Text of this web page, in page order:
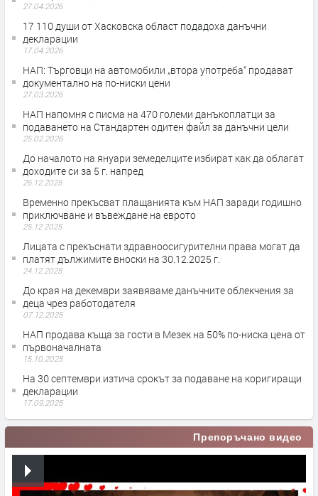
27.04.2026
17 110 души от Хасковска област подадоха данъчни
декларации
17.04.2026
НАП: Търговци на автомобили „втора употреба“ продават
документално на по-ниски цени
27.03.2026
НАП напомня с писма на 470 големи данъкоплатци за
подаването на Стандартен одитен файл за данъчни цели
25.02.2026
До началото на януари земеделците избират как да облагат
доходите си за 5 г. напред
26.12.2025
Временно прекъсват плащанията към НАП заради годишно
приключване и въвеждане на еврото
25.12.2025
Лицата с прекъснати здравноосигурителни права могат да
платят дължимите вноски на 30.12.2025 г.
24.12.2025
До края на декември заявяваме данъчните облекчения за
деца чрез работодателя
07.12.2025
НАП продава къща за гости в Мезек на 50% по-ниска цена от
първоначалната
15.10.2025
На 30 септември изтича срокът за подаване на коригиращи
декларации
17.09.2025
Препоръчано видео